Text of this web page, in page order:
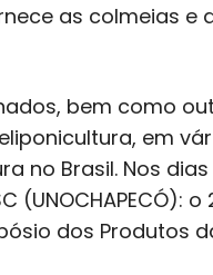
as colmeias
bem como
em
no Brasil. Nos
dos Produtos